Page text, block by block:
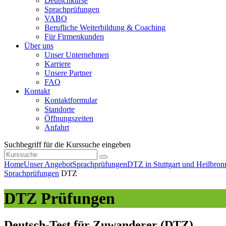
Sprachprüfungen
VABO
Berufliche Weiterbildung & Coaching
Für Firmenkunden
Über uns
Unser Unternehmen
Karriere
Unsere Partner
FAQ
Kontakt
Kontaktformular
Standorte
Öffnungszeiten
Anfahrt
Suchbegriff für die Kurssuche eingeben
HomeUnser AngebotSprachprüfungenDTZ in Stuttgart und
Sprachprüfungen DTZ
DTZ Prüfungen